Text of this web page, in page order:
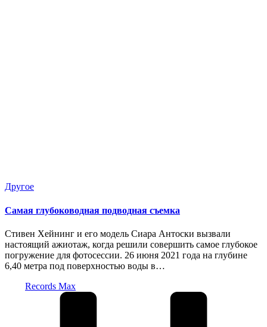
Опубликовано
Другое
Самая глубоководная подводная съемка
Стивен Хейнинг и его модель Сиара Антоски вызвали
настоящий ажиотаж, когда решили совершить самое глубокое
погружение для фотосессии. 26 июня 2021 года на глубине
6,40 метра под поверхностью воды в…
Records Max